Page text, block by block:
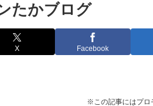
たかブログ
X Facebook
※この記事にはプロ